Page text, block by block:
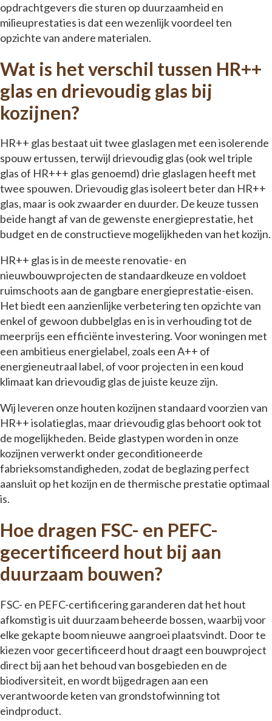
opdrachtgevers die sturen op duurzaamheid en
milieuprestaties is dat een wezenlijk voordeel ten
opzichte van andere materialen.
Wat is het verschil tussen HR++
glas en drievoudig glas bij
kozijnen?
HR++ glas bestaat uit twee glaslagen met een isolerende
spouw ertussen, terwijl drievoudig glas (ook wel triple
glas of HR+++ glas genoemd) drie glaslagen heeft met
twee spouwen. Drievoudig glas isoleert beter dan HR++
glas, maar is ook zwaarder en duurder. De keuze tussen
beide hangt af van de gewenste energieprestatie, het
budget en de constructieve mogelijkheden van het kozijn.
HR++ glas is in de meeste renovatie- en
nieuwbouwprojecten de standaardkeuze en voldoet
ruimschoots aan de gangbare energieprestatie-eisen.
Het biedt een aanzienlijke verbetering ten opzichte van
enkel of gewoon dubbelglas en is in verhouding tot de
meerprijs een efficiënte investering. Voor woningen met
een ambitieus energielabel, zoals een A++ of
energieneutraal label, of voor projecten in een koud
klimaat kan drievoudig glas de juiste keuze zijn.
Wij leveren onze houten kozijnen standaard voorzien van
HR++ isolatieglas, maar drievoudig glas behoort ook tot
de mogelijkheden. Beide glastypen worden in onze
kozijnen verwerkt onder geconditioneerde
fabrieksomstandigheden, zodat de beglazing perfect
aansluit op het kozijn en de thermische prestatie optimaal
is.
Hoe dragen FSC- en PEFC-
gecertificeerd hout bij aan
duurzaam bouwen?
FSC- en PEFC-certificering garanderen dat het hout
afkomstig is uit duurzaam beheerde bossen, waarbij voor
elke gekapte boom nieuwe aangroei plaatsvindt. Door te
kiezen voor gecertificeerd hout draagt een bouwproject
direct bij aan het behoud van bosgebieden en de
biodiversiteit, en wordt bijgedragen aan een
verantwoorde keten van grondstofwinning tot
eindproduct.